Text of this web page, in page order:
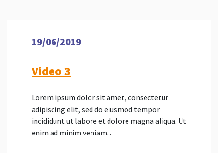
19/06/2019
Video 3
Lorem ipsum dolor sit amet, consectetur
adipiscing elit, sed do eiusmod tempor
incididunt ut labore et dolore magna aliqua. Ut
enim ad minim veniam...